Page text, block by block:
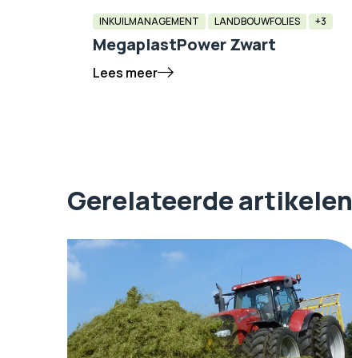
INKUILMANAGEMENT LANDBOUWFOLIES +3
MegaplastPower Zwart
Lees meer
Gerelateerde artikelen